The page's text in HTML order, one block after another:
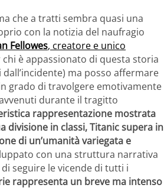
che a tratti sembra quasi una
con la notizia del naufragio
Fellowes, creatore e unico
è appassionato di questa storia
ma posso affermare
grado di travolgere emotivamente
durante il tragitto
rappresentazione mostrata
divisione in classi, Titanic supera in
di un’umanità variegata e
con una struttura narrativa
seguire le vicende di tutti i
rappresenta un breve ma intenso